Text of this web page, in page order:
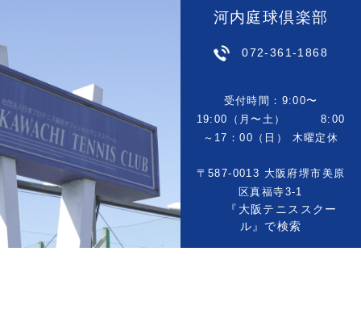
河内庭球倶楽部
072-361-1868
受付時間：9:00〜
19:00（月〜土） 8:00
～17：00（日） 木曜定休
〒587-0013 大阪府堺市美原
区真福寺3-1
『大阪テニススクー
ル』で検索